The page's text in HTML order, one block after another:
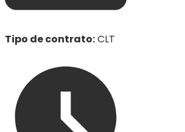
Tipo de contrato:CLT